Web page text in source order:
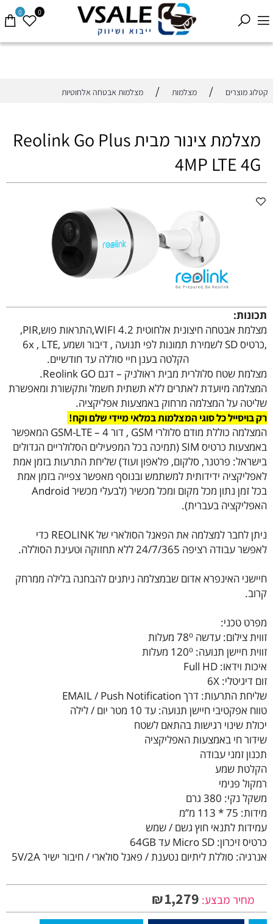
0 0
קטלוג מוצרים / מצלמות / מצלמות אבטחה אלחוטיות
מצלמת צינור מבית Reolink Go Plus
4MP LTE 4G
תכונות:
מצלמת אבטחה חיצונית אלחוטית 4.2 WIFI,התראות פוש,PIR,
,כרטיס SD לשמירת תמונות לפי תנועה , דיבור ושמע ,6x , LTE
מצלמת שטח סלולרית מבית ראולניק – דגם Reolink GO.
המצלמה מיועדת לאתרים ללא תשתית חשמל ותקשורת ומאפשרת
שליטה על המצלמה מרחוק באמצעות אפליקציה.
רק בויסייל כל סוגי המצלמות במלאי מיידי שלם וקח!
המצלמה כוללת מודם סלולרי GSM , דור 4 – GSM-LTE המאפשר
באמצעות כרטיס SIM (תמיכה בכל המפעילים הסלולריים הגדולים
בישראל: פרטנר, סלקום, פלאפון ועוד) שליחת התרעות בזמן אמת
לאפליקציה ידידותית למשתמש ובנוסף מאפשר צפייה בזמן אמת
בכל זמן נתון מכל מקום ומכל מכשיר (לבעלי מכשיר Android
האפליקציה בעברית).
ניתן לחבר למצלמה את הפאנל הסולארי של REOLINK כדי
לאפשר עבודה רציפה 24/7/365 ללא תחזוקה וטעינת הסוללה.
חיישני האינפרא אדום שבמצלמה ניתנים להבחנה בלילה ממרחק
קרוב.
מפרט טכני:
זווית צילום: עדשה 78⁰ מעלות
זווית חיישן תנועה: 120⁰ מעלות
איכות וידאו: Full HD
זום דיגיטלי: 6X
שליחת התרעות: דרך EMAIL / Push Notification
טווח אפקטיבי חיישן תנועה: עד 10 מטר יום / לילה
יכולת שינוי רגישות בהתאם לשטח
שידור חי באמצעות האפליקציה
תכנון זמני עבודה
הקלטת שמע
רמקול פנימי
משקל נקי: 380 גרם
מידות: 75 * 113 מ”מ
עמידות לתנאי חוץ גשם / שמש
כרטיס זיכרון: Micro SD עד 64GB
אנרגיה: סוללת ליתיום נטענת / פאנל סולארי / חיבור ישיר 5V/2A
מחיר מבצע: ₪1,279